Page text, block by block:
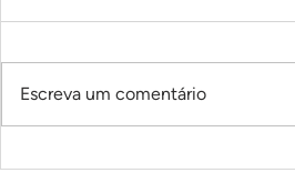
Escreva um comentário